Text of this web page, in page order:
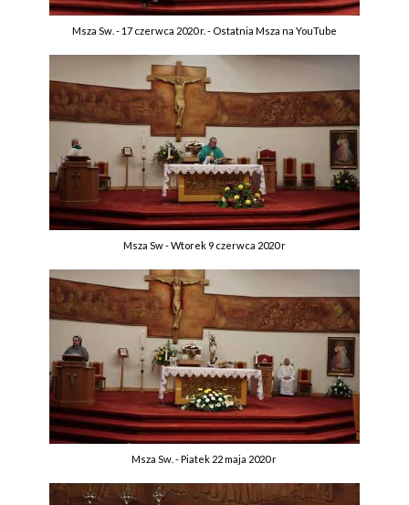
Msza Sw. - 17 czerwca 2020 r. - Ostatnia Msza na YouTube
Msza Sw - Wtorek 9 czerwca 2020 r
Msza Sw. - Piatek 22 maja 2020 r